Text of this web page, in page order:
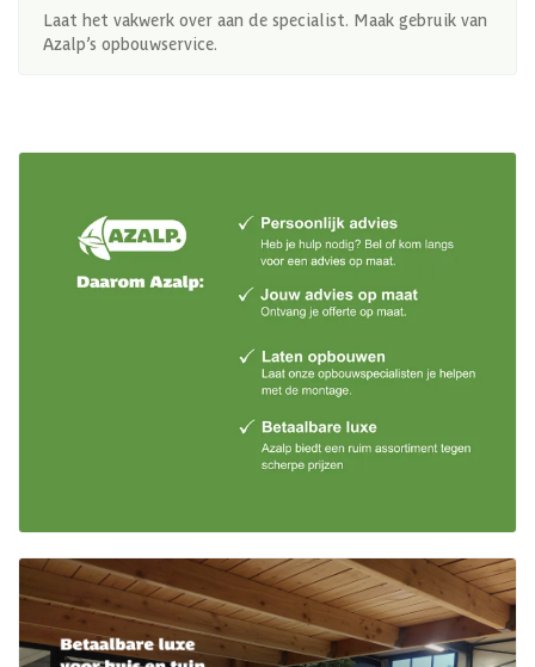
Laat het vakwerk over aan de specialist. Maak gebruik van
Azalp’s opbouwservice.